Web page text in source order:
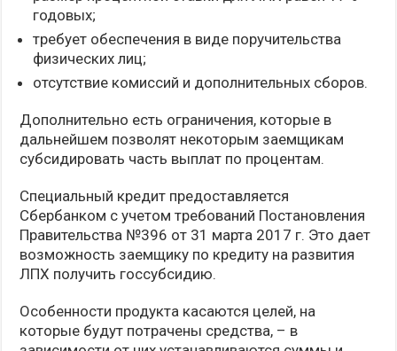
годовых;
требует обеспечения в виде поручительства
физических лиц;
отсутствие комиссий и дополнительных сборов.
Дополнительно есть ограничения, которые в
дальнейшем позволят некоторым заемщикам
субсидировать часть выплат по процентам.
Специальный кредит предоставляется
Сбербанком с учетом требований Постановления
Правительства №396 от 31 марта 2017 г. Это дает
возможность заемщику по кредиту на развития
ЛПХ получить госсубсидию.
Особенности продукта касаются целей, на
которые будут потрачены средства, – в